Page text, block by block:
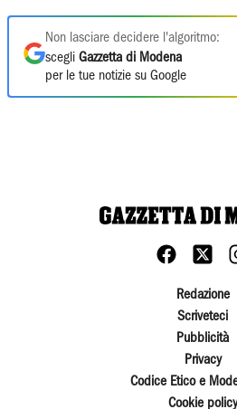
Non lasciare decidere l'algoritmo:
scegli Gazzetta di Modena
per le tue notizie su Google
Redazione
Scriveteci
Pubblicità
Privacy
Codice Etico e
Cookie policy